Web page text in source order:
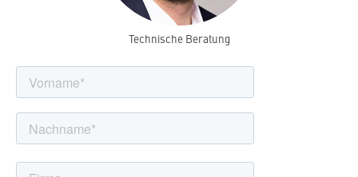
Technische Beratung